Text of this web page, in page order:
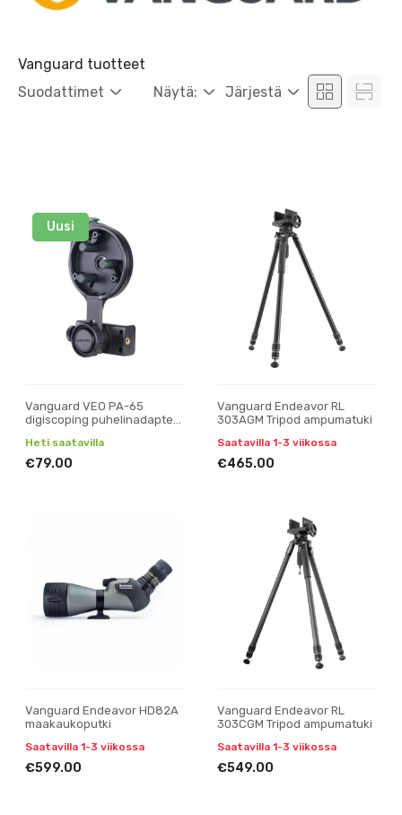
Vanguard tuotteet
Suodattimet
Näytä: Järjestä
Uusi
Vanguard VEO PA-65
digiscoping puhelinadapteri
Heti saatavilla
€79.00
Vanguard Endeavor RL
303AGM Tripod ampumatuki
Saatavilla 1-3 viikossa
€465.00
Vanguard Endeavor HD82A
maakaukoputki
Saatavilla 1-3 viikossa
€599.00
Vanguard Endeavor RL
303CGM Tripod ampumatuki
Saatavilla 1-3 viikossa
€549.00